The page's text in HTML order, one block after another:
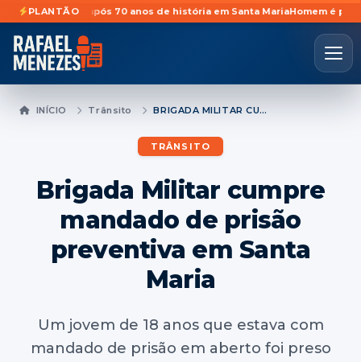
PLANTÃO
após 70 anos de história em Santa MariaHomem é preso
INÍCIO Trânsito BRIGADA MILITAR CUMPRE MANDADO DE PRISÃO PREVENTIVA EM SANTA MARIA
TRÂNSITO
Brigada Militar cumpre
mandado de prisão
preventiva em Santa
Maria
Um jovem de 18 anos que estava com
mandado de prisão em aberto foi preso